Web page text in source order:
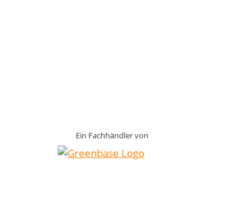
Ein Fachhändler von